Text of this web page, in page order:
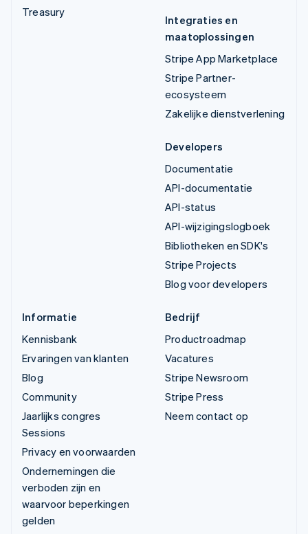
Treasury
Integraties en
maatoplossingen
Stripe App Marketplace
Stripe Partner-
ecosysteem
Zakelijke dienstverlening
Developers
Documentatie
API-documentatie
API-status
API-wijzigingslogboek
Bibliotheken en SDK's
Stripe Projects
Blog voor developers
Informatie
Kennisbank
Ervaringen van klanten
Blog
Community
Jaarlijks congres
Sessions
Privacy en voorwaarden
Ondernemingen die
verboden zijn en
waarvoor beperkingen
gelden
Bedrijf
Productroadmap
Vacatures
Stripe Newsroom
Stripe Press
Neem contact op